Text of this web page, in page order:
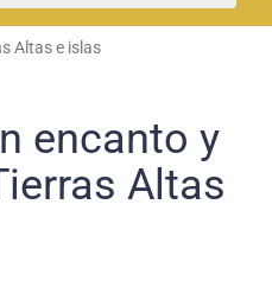
Altas e islas
encanto y
Altas